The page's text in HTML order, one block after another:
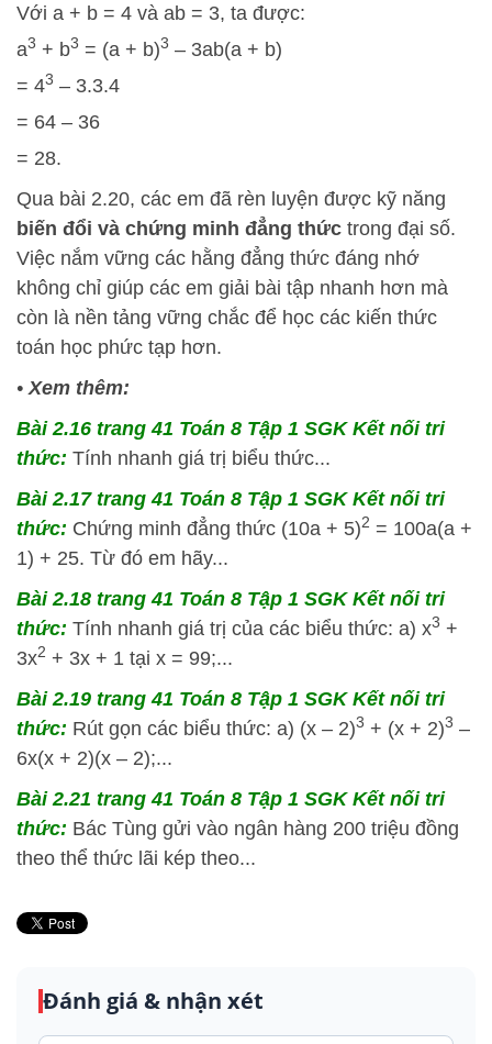
Với a + b = 4 và ab = 3, ta được:
a3 + b3 = (a + b)3 – 3ab(a + b)
= 43 – 3.3.4
= 64 – 36
= 28.
Qua bài 2.20, các em đã rèn luyện được kỹ năng
biến đổi và chứng minh đẳng thức trong đại số.
Việc nắm vững các hằng đẳng thức đáng nhớ
không chỉ giúp các em giải bài tập nhanh hơn mà
còn là nền tảng vững chắc để học các kiến thức
toán học phức tạp hơn.
•Xem thêm:
Bài 2.16 trang 41 Toán 8 Tập 1 SGK Kết nối tri
thức: Tính nhanh giá trị biểu thức...
Bài 2.17 trang 41 Toán 8 Tập 1 SGK Kết nối tri
thức: Chứng minh đẳng thức (10a + 5)2 = 100a(a +
1) + 25. Từ đó em hãy...
Bài 2.18 trang 41 Toán 8 Tập 1 SGK Kết nối tri
thức: Tính nhanh giá trị của các biểu thức: a) x3 +
3x2 + 3x + 1 tại x = 99;...
Bài 2.19 trang 41 Toán 8 Tập 1 SGK Kết nối tri
thức: Rút gọn các biểu thức: a) (x – 2)3 + (x + 2)3 –
6x(x + 2)(x – 2);...
Bài 2.21 trang 41 Toán 8 Tập 1 SGK Kết nối tri
thức: Bác Tùng gửi vào ngân hàng 200 triệu đồng
theo thể thức lãi kép theo...
Đánh giá & nhận xét